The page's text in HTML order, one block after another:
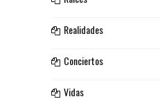
Realidades
Conciertos
Vidas